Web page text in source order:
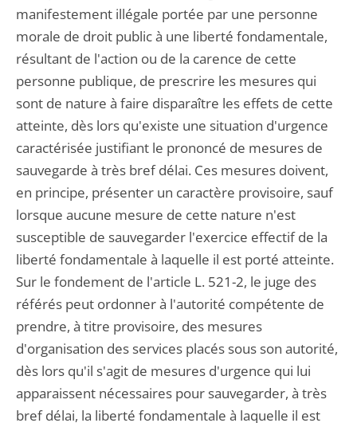
manifestement illégale portée par une personne
morale de droit public à une liberté fondamentale,
résultant de l'action ou de la carence de cette
personne publique, de prescrire les mesures qui
sont de nature à faire disparaître les effets de cette
atteinte, dès lors qu'existe une situation d'urgence
caractérisée justifiant le prononcé de mesures de
sauvegarde à très bref délai. Ces mesures doivent,
en principe, présenter un caractère provisoire, sauf
lorsque aucune mesure de cette nature n'est
susceptible de sauvegarder l'exercice effectif de la
liberté fondamentale à laquelle il est porté atteinte.
Sur le fondement de l'article L. 521-2, le juge des
référés peut ordonner à l'autorité compétente de
prendre, à titre provisoire, des mesures
d'organisation des services placés sous son autorité,
dès lors qu'il s'agit de mesures d'urgence qui lui
apparaissent nécessaires pour sauvegarder, à très
bref délai, la liberté fondamentale à laquelle il est